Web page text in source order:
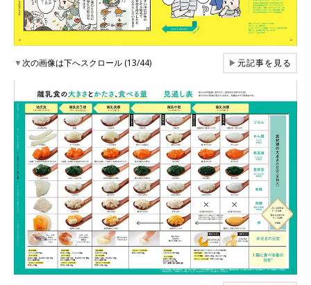
▼次の画像は下へスクロール (13/44) ▶元記事を見る